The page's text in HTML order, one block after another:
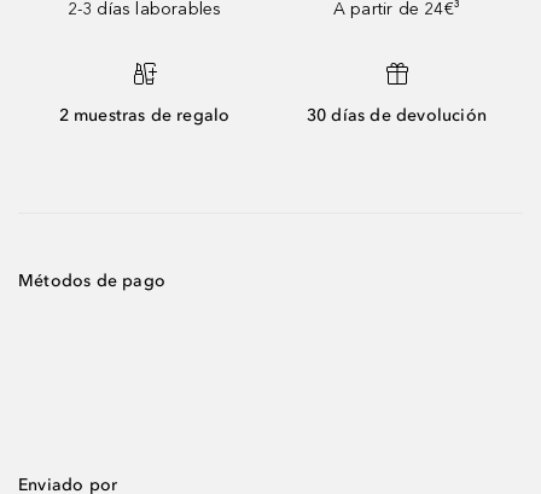
2-3 días laborables
A partir de 24€³
2 muestras de regalo 30 días de devolución
Métodos de pago
Enviado por